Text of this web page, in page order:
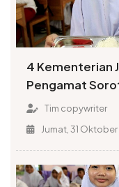
4 Kementerian
Pengamat
Kemendagri
Tim copywriter
Jumat, 31